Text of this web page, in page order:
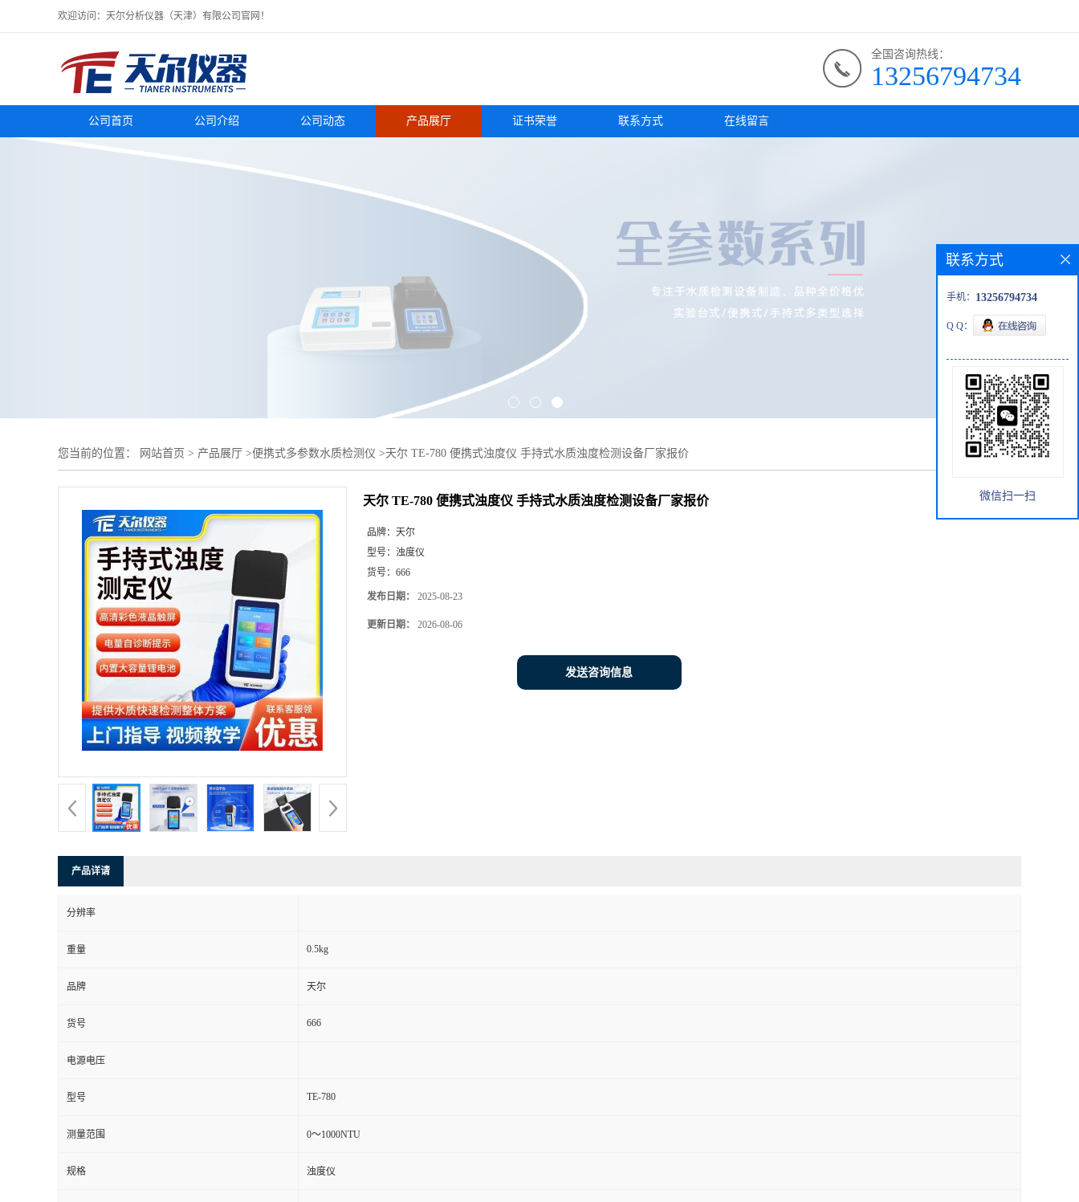
欢迎访问：天尔分析仪器（天津）有限公司官网！
全国咨询热线：
13256794734
公司首页 公司介绍 公司动态 产品展厅 证书荣誉 联系方式 在线留言
您当前的位置： 网站首页 > 产品展厅 >便携式多参数水质检测仪 >天尔 TE-780 便携式浊度仪 手持式水质浊度检测设备厂家报价
天尔 TE-780 便携式浊度仪 手持式水质浊度检测设备厂家报价
品牌： 天尔
型号： 浊度仪
货号： 666
发布日期： 2025-08-23
更新日期： 2026-08-06
发送咨询信息
产品详请
分辨率
重量 0.5kg
品牌 天尔
货号 666
电源电压
型号 TE-780
测量范围 0～1000NTU
规格 浊度仪
联系方式
手机： 13256794734
Q Q：
微信扫一扫